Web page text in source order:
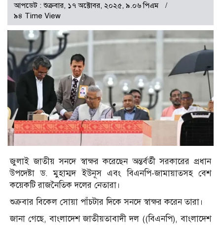
আপডেট : শুক্রবার, ১৭ অক্টোবর, ২০২৫, ৯.০৬ পিএম
৯৪ Time View
জুলাই জাতীয় সনদে স্বাক্ষর করেছেন অন্তর্বর্তী সরকারের প্রধান
উপদেষ্টা ড. মুহাম্মদ ইউনূস এবং বিএনপি-জামায়াতসহ বেশ
কয়েকটি রাজনৈতিক দলের নেতারা।
শুক্রবার বিকেল সোয়া পাঁচটার দিকে সনদে স্বাক্ষর করেন তারা।
জানা গেছে, বাংলাদেশ জাতীয়তাবাদী দল ((বিএনপি), বাংলাদেশ